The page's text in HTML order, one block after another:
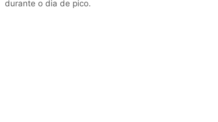
durante o dia de pico.